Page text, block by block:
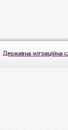
Державна міграційна